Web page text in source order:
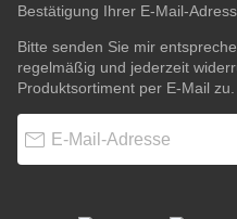
Bestätigung Ihrer E-Mail-
Bitte senden Sie mir
regelmäßig und jederzeit
Produktsortiment per E-Mail zu.